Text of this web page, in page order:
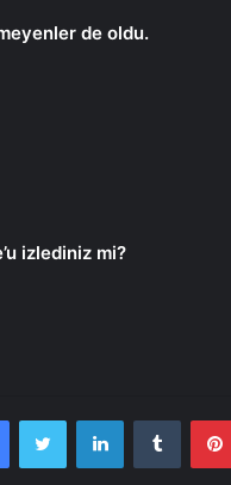
de oldu.
izlediniz mi?
FacebookTwitter LinkedInTumblr